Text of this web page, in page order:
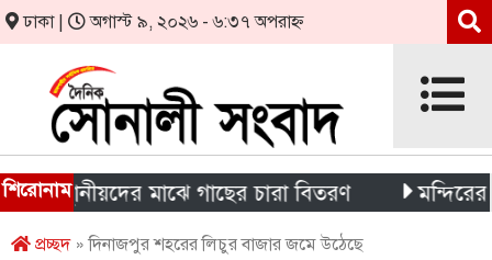
ঢাকা | অগাস্ট ৯, ২০২৬ - ৬:৩৭ অপরাহ্ন
শিরোনাম মাঝে গাছের চারা বিতরণ মন্দিরের নিজস্ব
প্রচ্ছদ» দিনাজপুর শহরের লিচুর বাজার জমে উঠেছে